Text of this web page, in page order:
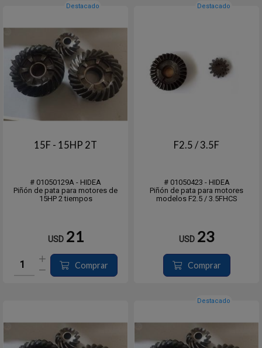
Destacado
15F - 15HP 2T
# 01050129A - HIDEA
Piñón de pata para motores de
15HP 2 tiempos
USD 21
Comprar
Destacado
F2.5 / 3.5F
# 01050423 - HIDEA
Piñón de pata para motores
modelos F2.5 / 3.5FHCS
USD 23
Comprar
Destacado